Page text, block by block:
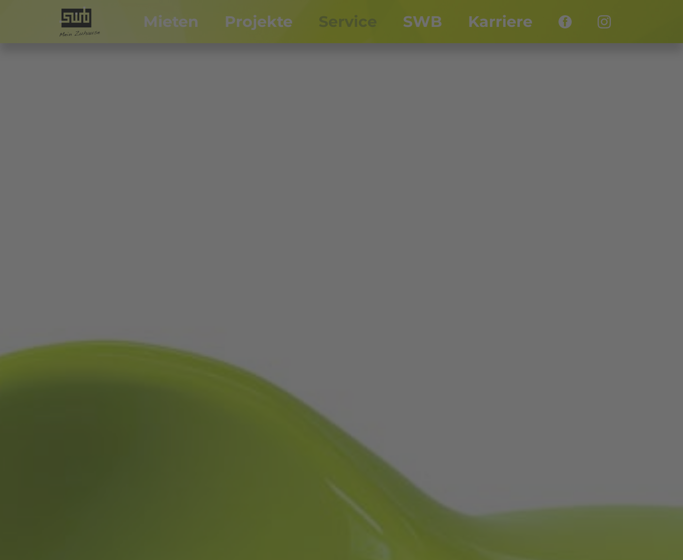
Mieten Projekte SWB Karriere
Ich habe die
genommen. Ich stimme zu, dass meine Angaben
und Daten zur Beantwortung meiner Anfrage
elektronisch erhoben und gespeichert werden.